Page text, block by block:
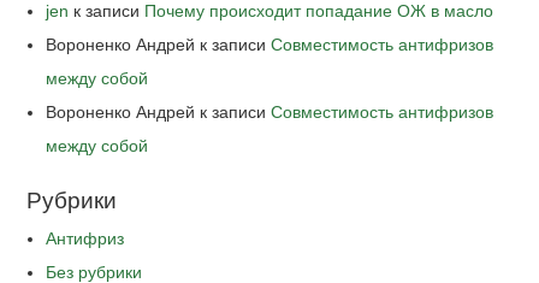
jen к записи Почему происходит попадание ОЖ в масло
Вороненко Андрей к записиСовместимость антифризов
между собой
Вороненко Андрей к записиСовместимость антифризов
между собой
Рубрики
Антифриз
Без рубрики